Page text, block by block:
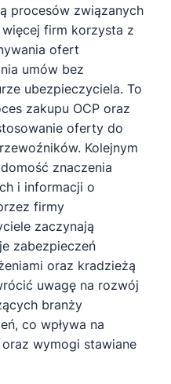
procesów związanych
firm korzysta z
ofert
umów bez
ubezpieczyciela. To
zakupu OCP oraz
oferty do
Kolejnym
znaczenia
i informacji o
firmy
zaczynają
zabezpieczeń
oraz kradzieżą
uwagę na rozwój
branży
co wpływa na
wymogi stawiane